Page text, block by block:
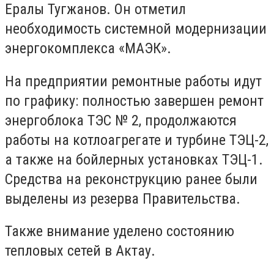
Ералы Тугжанов. Он отметил
необходимость системной модернизации
энергокомплекса «МАЭК».
На предприятии ремонтные работы идут
по графику: полностью завершен ремонт
энергоблока ТЭС № 2, продолжаются
работы на котлоагрегате и турбине ТЭЦ-2,
а также на бойлерных установках ТЭЦ-1.
Средства на реконструкцию ранее были
выделены из резерва Правительства.
Также внимание уделено состоянию
тепловых сетей в Актау.